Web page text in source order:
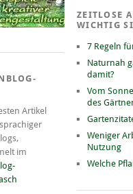
Artikel
im
ZEITLOSE
WICHTIG
7 Regeln
Naturnah
damit?
Vom
des
Weniger
Nutzung
Welche